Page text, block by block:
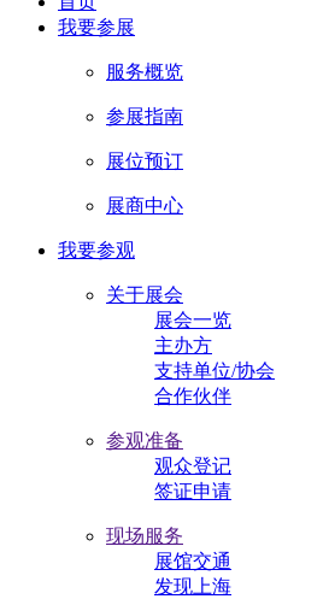
我要参展
服务概览
参展指南
展位预订
展商中心
我要参观
关于展会
展会一览
主办方
支持单位/协会
合作伙伴
参观准备
观众登记
签证申请
现场服务
展馆交通
发现上海